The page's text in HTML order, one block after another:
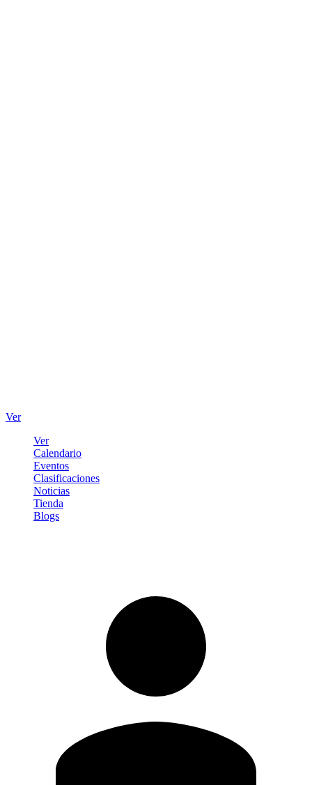
Ver
Ver
Calendario
Eventos
Clasificaciones
Noticias
Tienda
Blogs